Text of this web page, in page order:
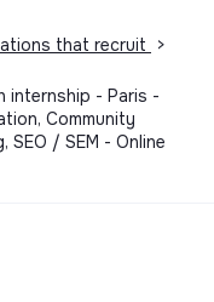
that recruit
>
internship - Paris -
Community
SEO / SEM - Online